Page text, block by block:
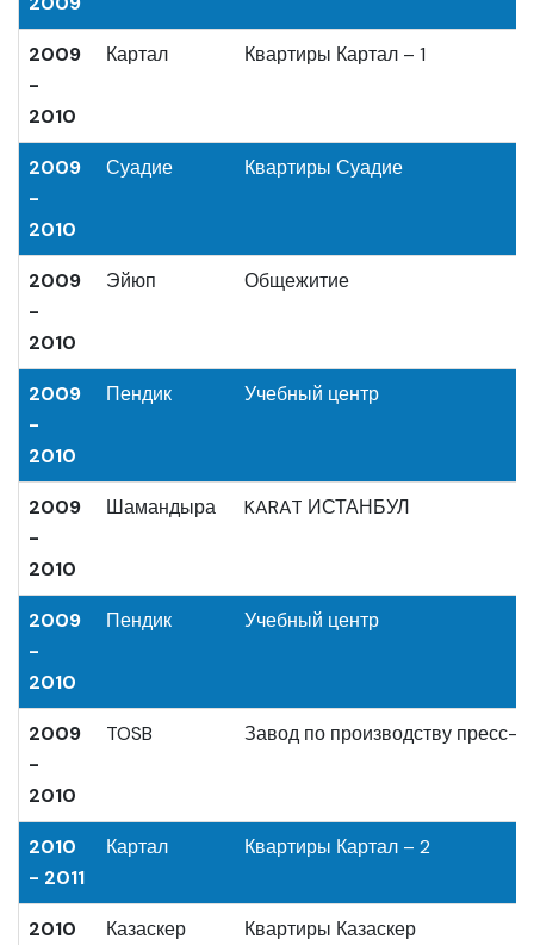
2009
-
2010
Картал Квартиры Картал – 1
2009
-
2010
Суадие Квартиры Суадие
2009
-
2010
Эйюп Общежитие
2009
-
2010
Пендик Учебный центр
2009
-
2010
Шамандыра KARAT ИСТАНБУЛ
2009
-
2010
Пендик Учебный центр
2009
-
2010
TOSB Завод по производству пресс-
2010
- 2011
Картал Квартиры Картал – 2
2010
Казаскер Квартиры Казаскер